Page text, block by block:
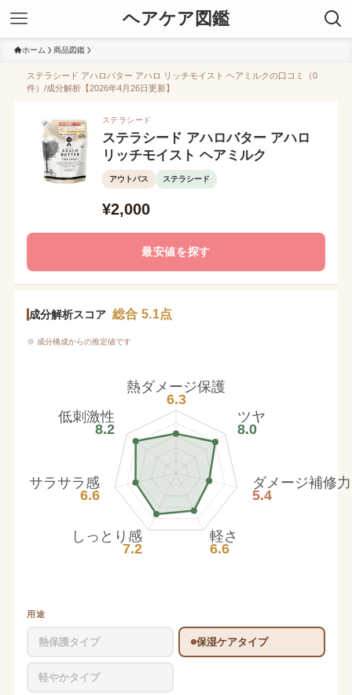
ヘアケア図鑑
ホーム 商品図鑑
ステラシード アハロバター アハロ リッチモイスト ヘアミルクの口コミ（0
件）/成分解析【2026年4月26日更新】
ステラシード
ステラシード アハロバター アハロ
リッチモイスト ヘアミルク
アウトバス ステラシード
¥2,000
最安値を探す
成分解析スコア 総合 5.1点
※ 成分構成からの推定値です
熱ダメージ保護
6.3
ツヤ
8.0
ダメージ補修力
5.4
軽さ
6.6
しっとり感
7.2
サラサラ感
6.6
低刺激性
8.2
用途
熱保護タイプ 保湿ケアタイプ
軽やかタイプ